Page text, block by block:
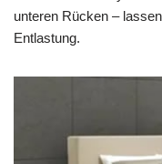
unteren Rücken –
Entlastung.